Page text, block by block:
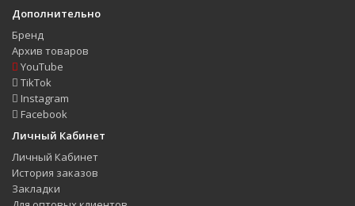
Дополнительно
Бренд
Архив товаров
YouTube
TikTok
Instagram
Facebook
Личный Кабинет
Личный Кабинет
История заказов
Закладки